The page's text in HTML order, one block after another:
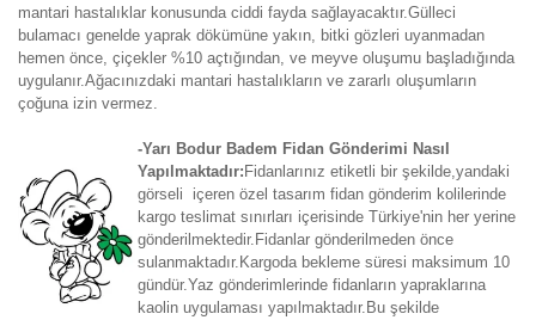
mantari hastalıklar konusunda ciddi fayda sağlayacaktır.Gülleci
bulamacı genelde yaprak dökümüne yakın, bitki gözleri uyanmadan
hemen önce, çiçekler %10 açtığından, ve meyve oluşumu başladığında
uygulanır.Ağacınızdaki mantari hastalıkların ve zararlı oluşumların
çoğuna izin vermez.
-Yarı Bodur Badem Fidan Gönderimi Nasıl
Yapılmaktadır: Fidanlarınız etiketli bir şekilde,yandaki
görseli içeren özel tasarım fidan gönderim kolilerinde
kargo teslimat sınırları içerisinde Türkiye'nin her yerine
gönderilmektedir.Fidanlar gönderilmeden önce
sulanmaktadır.Kargoda bekleme süresi maksimum 10
gündür.Yaz gönderimlerinde fidanların yapraklarına
kaolin uygulaması yapılmaktadır.Bu şekilde